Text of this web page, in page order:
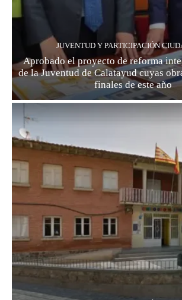
JUVENTUD Y PARTICIPACIÓN
Aprobado el proyecto de reforma
de la Juventud de Calatayud cuyas
finales de este año